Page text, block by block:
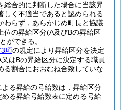
総合的に判断した場合に当該昇
しく不適当であると認められる
わらず，あらかじめ町長と協議
位の昇給区分(A及びBの昇給区
ができる。
項の規定により昇給区分を決定
はBの昇給区分に決定する職員
る割合におおむね合致していな
よる昇給の号給数は，昇給区分
める昇給号給数表に定める号給